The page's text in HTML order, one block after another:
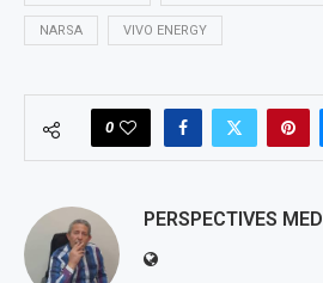
NARSA VIVO ENERGY
0
PERSPECTIVES MED